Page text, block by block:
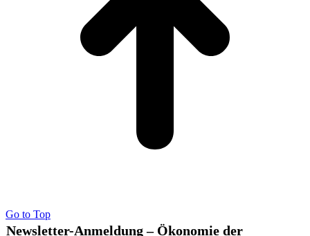
Go to Top
Newsletter-Anmeldung – Ökonomie der